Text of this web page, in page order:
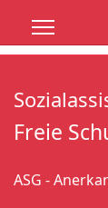
Freie
ASG -